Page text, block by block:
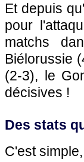
Et depuis
pour
matchs
Biélorussie
(2-3), le
décisives !
Des stats
C'est